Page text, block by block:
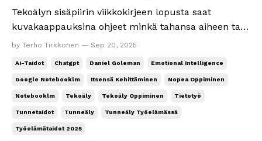
Tekoälyn sisäpiirin viikkokirjeen lopusta saat
kuvakaappauksina ohjeet minkä tahansa aiheen tai
taidon 10-kertaa nopeampaan oppimiseen Googlen
mielestäni yksi kuudesta tekoälyn aikakauden
tärkeimmästä...
by Terho Tirkkonen — Sep 20, 2025
Ai-Taidot Chatgpt Daniel Goleman Emotional Intelligence
Google Notebooklm Itsensä Kehittäminen Nopea Oppiminen
Notebooklm Tekoäly Tekoäly Oppiminen Tietotyö
Tunnetaidot Tunneäly Tunneäly Työelämässä
Työelämätaidot 2025